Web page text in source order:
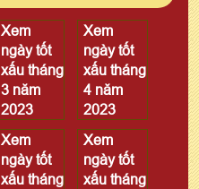
Xem
ngày tốt
xấu tháng
3 năm
2023
Xem
ngày tốt
xấu tháng
4 năm
2023
Xem
ngày tốt
xấu tháng
Xem
ngày tốt
xấu tháng